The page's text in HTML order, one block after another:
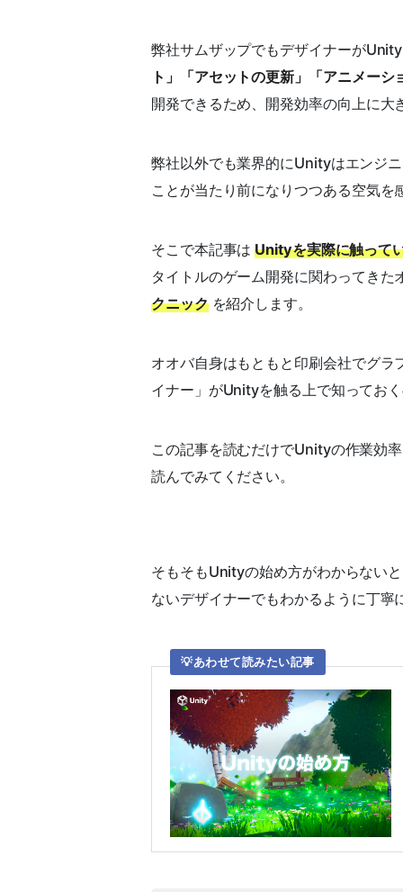
弊社サムザップでもデザイナーが
ト」「アセットの更新」「アニメー
開発できるため、開発効率の向上に大
弊社以外でも業界的にUnityはエンジ
ことが当たり前になりつつある空気を
そこで本記事はUnityを実際に触って
タイトルのゲーム開発に関わってきた
クニックを紹介します。
オオバ自身はもともと印刷会社でグ
イナー」がUnityを触る上で知ってお
この記事を読むだけでUnityの作業効
読んでみてください。
そもそもUnityの始め方がわからない
ないデザイナーでもわかるように丁寧
あわせて読みたい記事